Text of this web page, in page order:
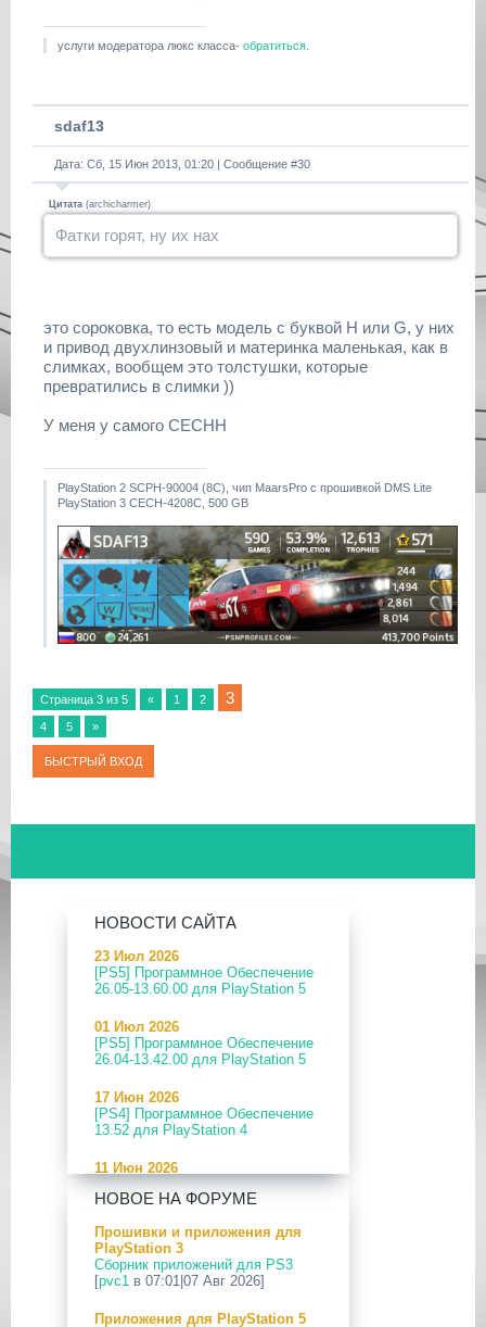
услуги модератора люкс класса- обратиться
sdaf13
Дата: Сб, 15 Июн 2013, 01:20 | Сообщение #30
Цитата (archicharmer)
Фатки горят, ну их нах
это сороковка, то есть модель с буквой H или G, у них
и привод двухлинзовый и материнка маленькая, как в
слимках, вообщем это толстушки, которые
превратились в слимки ))
У меня у самого CECHH
PlayStation 2 SCPH-90004 (8С), чип MaarsPro с прошивкой DMS Lite
PlayStation 3 CECH-4208C, 500 GB
Страница 3 из 5 « 1 2 3
4 5 »
НОВОСТИ САЙТА
23 Июл 2026
[PS5] Программное Обеспечение
26.05-13.60.00 для PlayStation 5
01 Июл 2026
[PS5] Программное Обеспечение
26.04-13.42.00 для PlayStation 5
17 Июн 2026
[PS4] Программное Обеспечение
13.52 для PlayStation 4
11 Июн 2026
[PS5] Программное Обеспечение
26.04-13.40.00 для PlayStation 5
24 Апр 2026
[PS5] Программное Обеспечение
26.03-13.20.00 для PlayStation 5
12 Апр 2026
НОВОЕ НА ФОРУМЕ
Прошивки и приложения для
PlayStation 3
Сборник приложений для PS3
[pvc1 в 07:01|07 Авг 2026]
Приложения для PlayStation 5